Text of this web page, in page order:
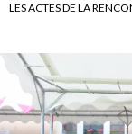
LES ACTES DE LA